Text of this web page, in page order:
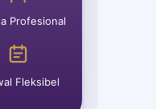
Profesional
Fleksibel